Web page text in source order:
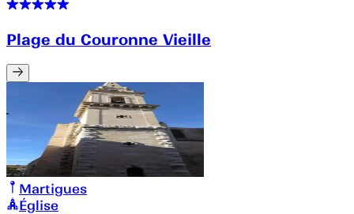
Plage du Couronne Vieille
Martigues
Église